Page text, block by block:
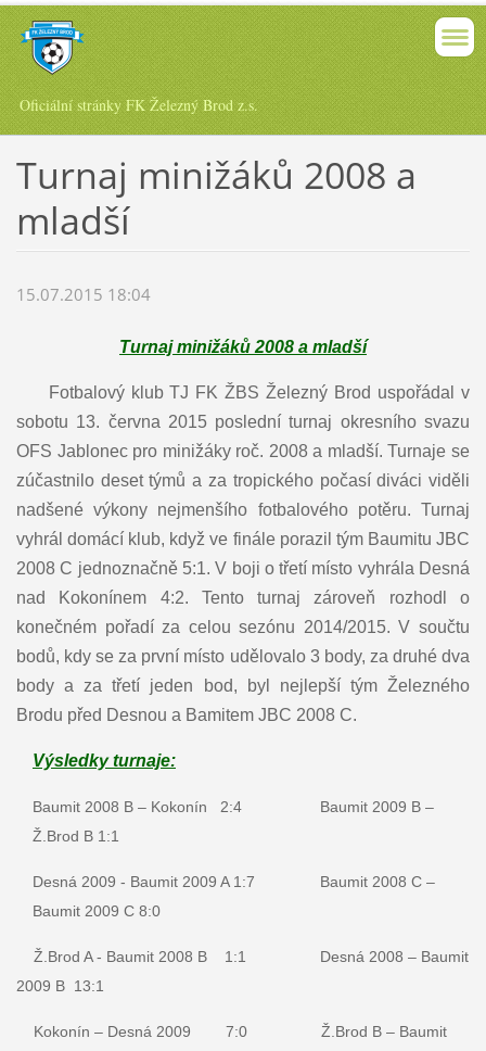
Oficiální stránky FK Železný Brod z.s.
Turnaj minižáků 2008 a
mladší
15.07.2015 18:04
Turnaj minižáků 2008 a mladší
Fotbalový klub TJ FK ŽBS Železný Brod uspořádal v
sobotu 13. června 2015 poslední turnaj okresního svazu
OFS Jablonec pro minižáky roč. 2008 a mladší. Turnaje se
zúčastnilo deset týmů a za tropického počasí diváci viděli
nadšené výkony nejmenšího fotbalového potěru. Turnaj
vyhrál domácí klub, když ve finále porazil tým Baumitu JBC
2008 C jednoznačně 5:1. V boji o třetí místo vyhrála Desná
nad Kokonínem 4:2. Tento turnaj zároveň rozhodl o
konečném pořadí za celou sezónu 2014/2015. V součtu
bodů, kdy se za první místo udělovalo 3 body, za druhé dva
body a za třetí jeden bod, byl nejlepší tým Železného
Brodu před Desnou a Bamitem JBC 2008 C.
Výsledky turnaje:
Baumit 2008 B – Kokonín 2:4 Baumit 2009 B –
Ž.Brod B 1:1
Desná 2009 - Baumit 2009 A 1:7 Baumit 2008 C –
Baumit 2009 C 8:0
Ž.Brod A - Baumit 2008 B 1:1 Desná 2008 – Baumit
2009 B 13:1
Kokonín – Desná 2009 7:0 Ž.Brod B – Baumit